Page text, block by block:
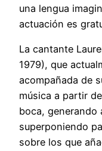
una lengua
actuación es
La cantante
1979), que
acompañada de
música a partir
boca, generando
superponiendo
sobre los que